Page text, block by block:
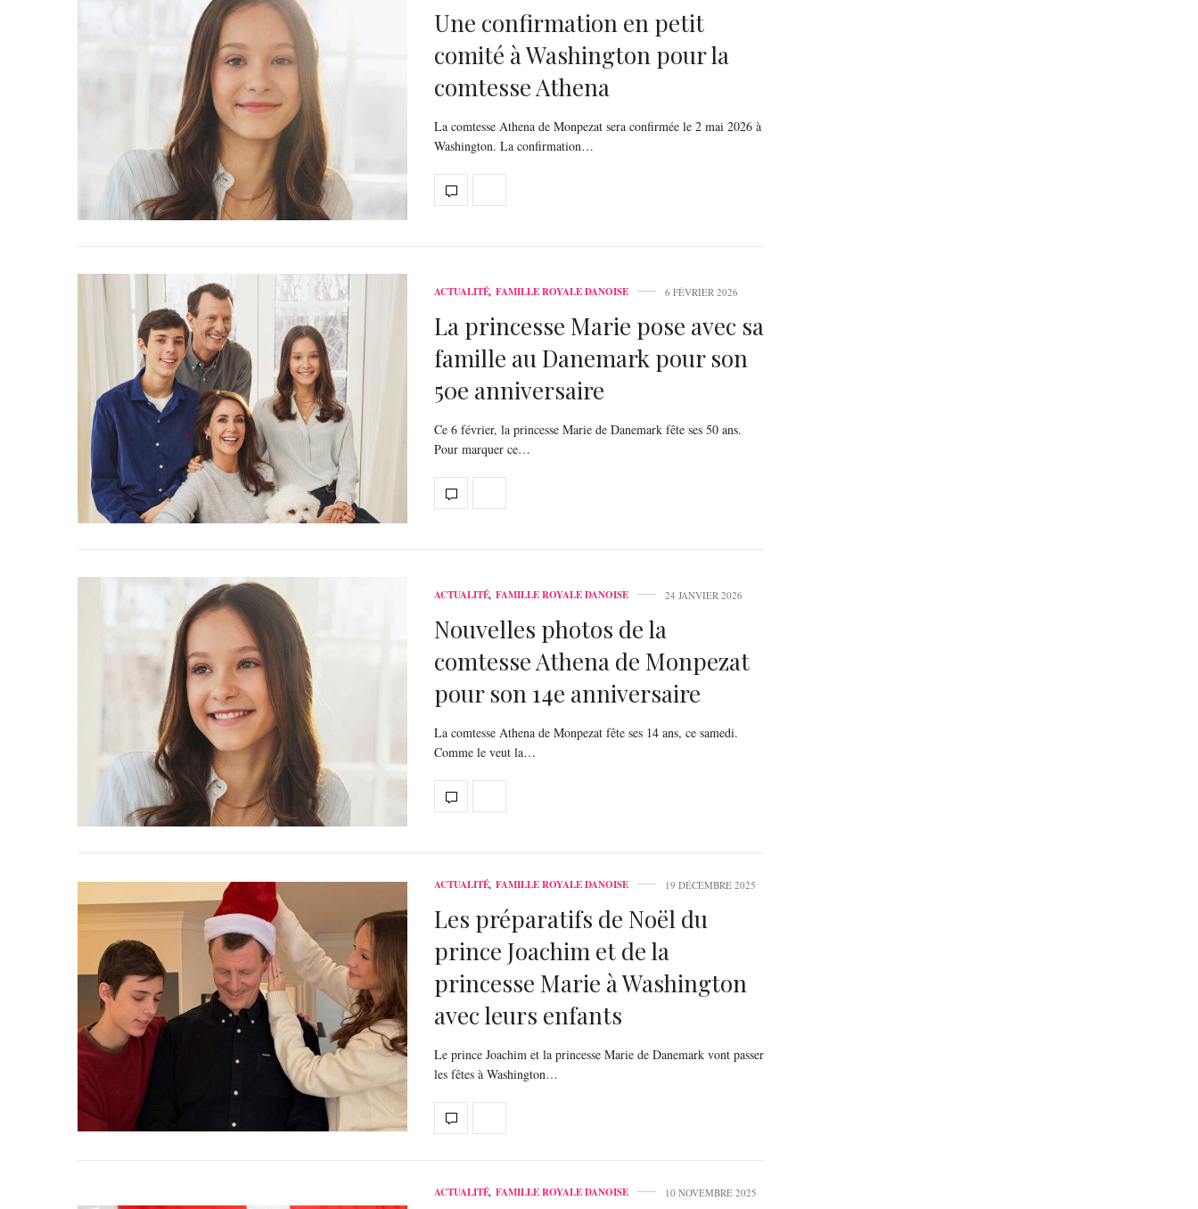
Une confirmation en petit
comité à Washington pour la
comtesse Athena
La comtesse Athena de Monpezat sera confirmée le 2 mai 2026 à
Washington. La confirmation…
ACTUALITÉ, FAMILLE ROYALE DANOISE 6 FÉVRIER 2026
La princesse Marie pose avec sa
famille au Danemark pour son
50e anniversaire
Ce 6 février, la princesse Marie de Danemark fête ses 50 ans.
Pour marquer ce…
ACTUALITÉ, FAMILLE ROYALE DANOISE 24 JANVIER 2026
Nouvelles photos de la
comtesse Athena de Monpezat
pour son 14e anniversaire
La comtesse Athena de Monpezat fête ses 14 ans, ce samedi.
Comme le veut la…
ACTUALITÉ, FAMILLE ROYALE DANOISE 19 DÉCEMBRE 2025
Les préparatifs de Noël du
prince Joachim et de la
princesse Marie à Washington
avec leurs enfants
Le prince Joachim et la princesse Marie de Danemark vont passer
les fêtes à Washington…
ACTUALITÉ, FAMILLE ROYALE DANOISE 10 NOVEMBRE 2025